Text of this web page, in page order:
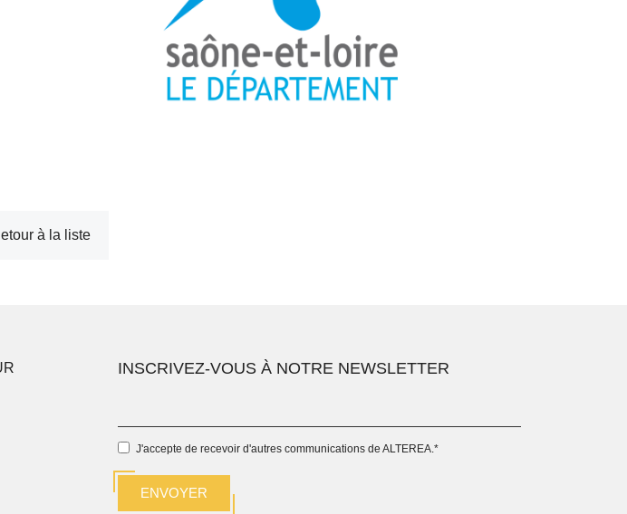
à la liste
INSCRIVEZ-VOUS À NOTRE NEWSLETTER
J'accepte de recevoir d'autres communications de ALTEREA.*